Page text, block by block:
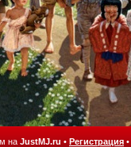
на JustMJ.ru • Регистрация •